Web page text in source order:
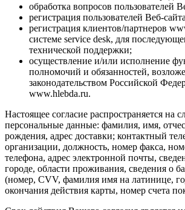
обработка вопросов пользователей
регистрация пользователей Веб-
регистрация клиентов/партнеров
системе service desk, для
технической поддержки;
осуществление и/или исполнение
полномочий и обязанностей,
законодательством Российской
www.hlebda.ru.
Настоящее согласие распространяется на
персональные данные: фамилия, имя,
рождения, адрес доставки; контактный
организации, должность, номер факса,
телефона, адрес электронной почты,
городе, области проживания, сведения о
(номер, CVV, фамилия имя на латинице,
окончания действия карты, номер счета